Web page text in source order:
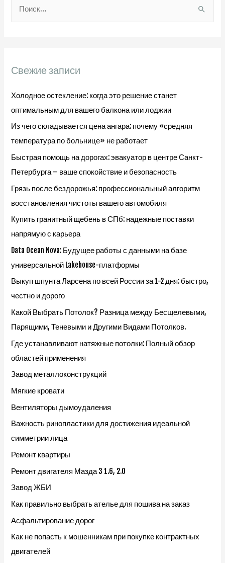
Нюансы
записям
:Свежие записи
Холодное остекление: когда это решение станет
оптимальным для вашего балкона или лоджии
Из чего складывается цена ангара: почему «средняя
температура по больнице» не работает
Быстрая помощь на дорогах: эвакуатор в центре Санкт-
Петербурга – ваше спокойствие и безопасность
Грязь после бездорожья: профессиональный алгоритм
восстановления чистоты вашего автомобиля
Купить гранитный щебень в СПб: надежные поставки
напрямую с карьера
Data Ocean Nova: Будущее работы с данными на базе
универсальной Lakehouse-платформы
Выкуп шпунта Ларсена по всей России за 1-2 дня: быстро,
честно и дорого
Какой Выбрать Потолок? Разница между Бесщелевыми,
Парящими, Теневыми и Другими Видами Потолков.
Где устанавливают натяжные потолки: Полный обзор
областей применения
Завод металлоконструкций
Мягкие кровати
Вентиляторы дымоудаления
Важность ринопластики для достижения идеальной
симметрии лица
Ремонт квартиры
Ремонт двигателя Мазда 3 1.6, 2.0
Завод ЖБИ
Как правильно выбрать ателье для пошива на заказ
Асфальтирование дорог
Как не попасть к мошенникам при покупке контрактных
двигателей